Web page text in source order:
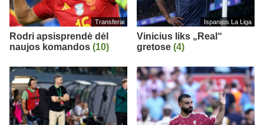
Transferai
Rodri apsisprendė dėl
naujos komandos (10)
Ispanijos La Liga
Vinicius liks „Real“
gretose (4)